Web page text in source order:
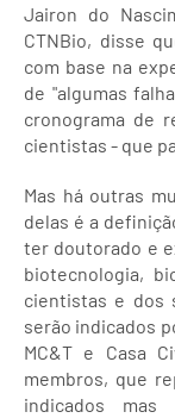
Jairon do
CTNBio, disse
com base na
de "algumas
cronograma de
cientistas - que
Mas há outras
delas é a
ter doutorado e
biotecnologia,
cientistas e dos
serão indicados
MC&T e Casa
membros, que
indicados mas